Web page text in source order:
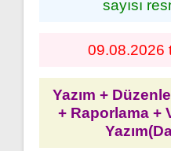
sayısı
09.08.2026
Yazım +
+ Raporlama +